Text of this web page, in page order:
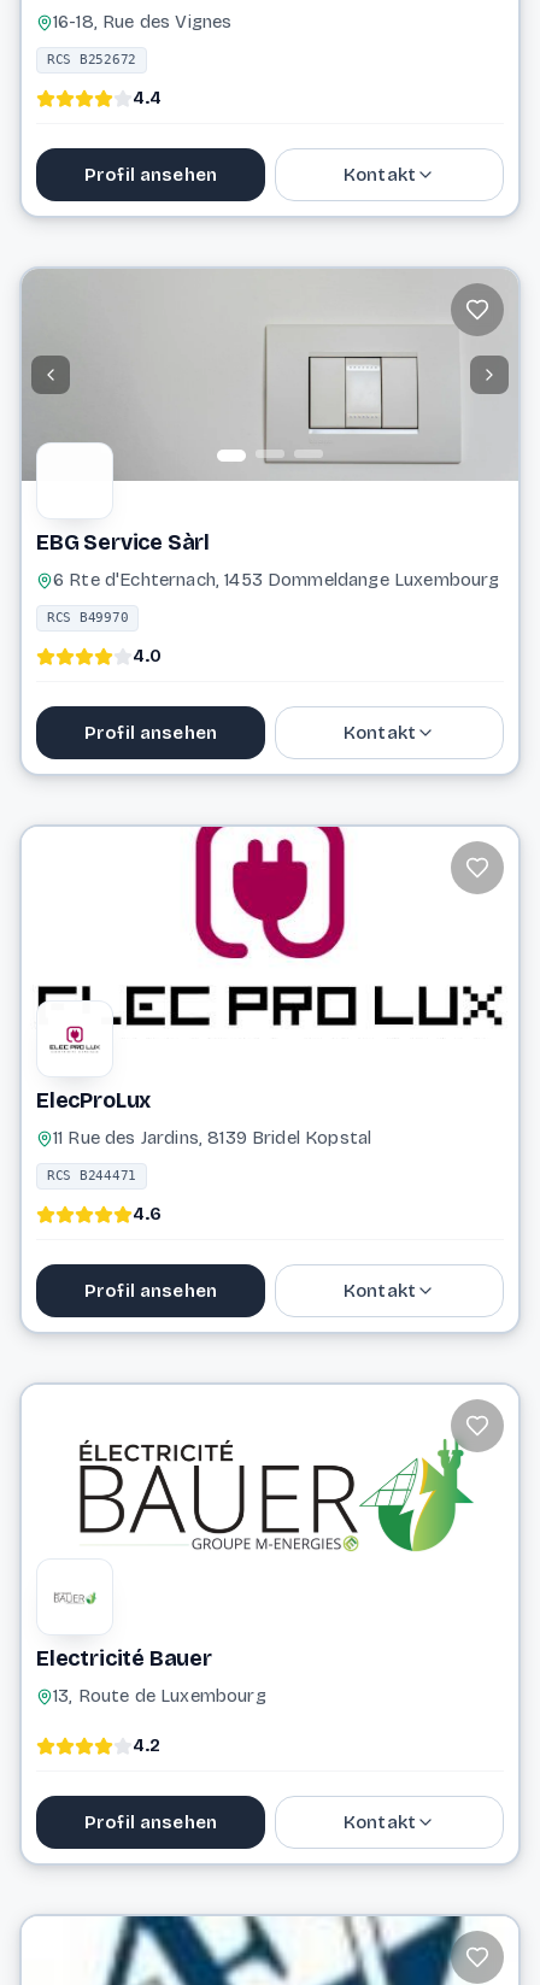
16-18, Rue des Vignes
RCS B252672
4.4
Profil ansehen Kontakt
EBG Service Sàrl
6 Rte d'Echternach, 1453 Dommeldange Luxembourg
RCS B49970
4.0
Profil ansehen Kontakt
ElecProLux
11 Rue des Jardins, 8139 Bridel Kopstal
RCS B244471
4.6
Profil ansehen Kontakt
Electricité Bauer
13, Route de Luxembourg
4.2
Profil ansehen Kontakt
Website